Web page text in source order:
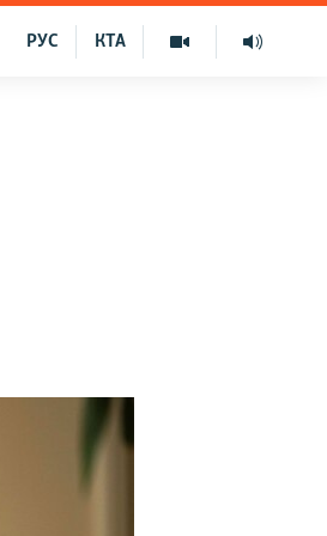
КТА
РУС